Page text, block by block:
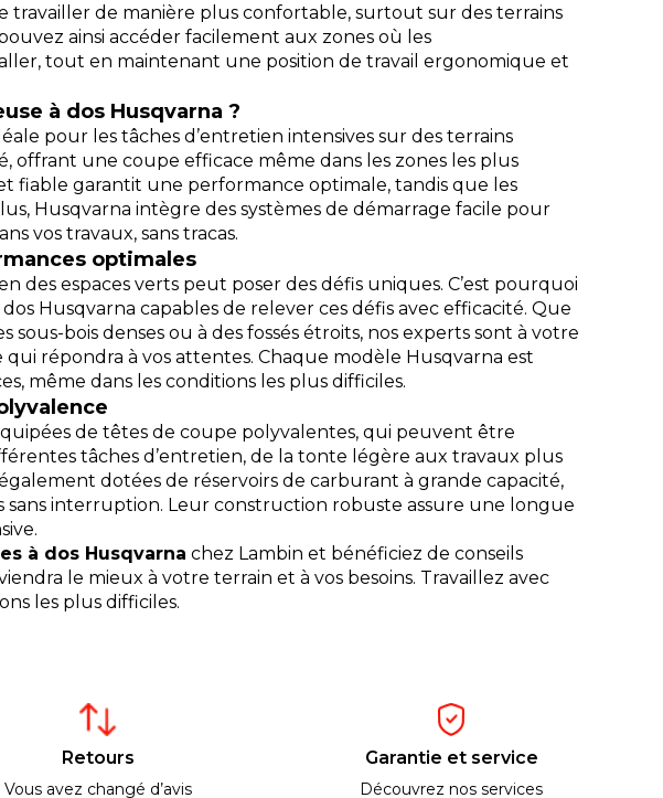
travailler de manière plus confortable, surtout sur des terrains
ainsi accéder facilement aux zones où les
tout en maintenant une position de travail ergonomique et
à dos Husqvarna ?
pour les tâches d’entretien intensives sur des terrains
offrant une coupe efficace même dans les zones les plus
fiable garantit une performance optimale, tandis que les
Husqvarna intègre des systèmes de démarrage facile pour
vos travaux, sans tracas.
optimales
des espaces verts peut poser des défis uniques. C’est pourquoi
Husqvarna capables de relever ces défis avec efficacité. Que
sous-bois denses ou à des fossés étroits, nos experts sont à votre
répondra à vos attentes. Chaque modèle Husqvarna est
même dans les conditions les plus difficiles.
de têtes de coupe polyvalentes, qui peuvent être
tâches d’entretien, de la tonte légère aux travaux plus
dotées de réservoirs de carburant à grande capacité,
interruption. Leur construction robuste assure une longue
à dos Husqvarna chez Lambin et bénéficiez de conseils
le mieux à votre terrain et à vos besoins. Travaillez avec
les plus difficiles.
Retours
Vous avez changé d’avis
Garantie et service
Découvrez nos services